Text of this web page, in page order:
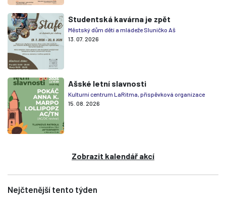
Studentská kavárna je zpět
Městský dům dětí a mládeže Sluníčko Aš
13. 07. 2026
Ašské letní slavnosti
Kulturní centrum LaRitma, příspěvková organizace
15. 08. 2026
Zobrazit kalendář akcí
Nejčtenější tento týden